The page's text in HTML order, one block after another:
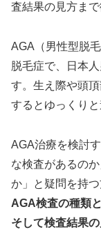
査結果の見方ま
AGA（男性型脱
脱毛症で、日本
す。生え際や頭
するとゆっくりと
AGA治療を検討
な検査があるの
か」と疑問を持
AGA検査の種類
そして検査結果